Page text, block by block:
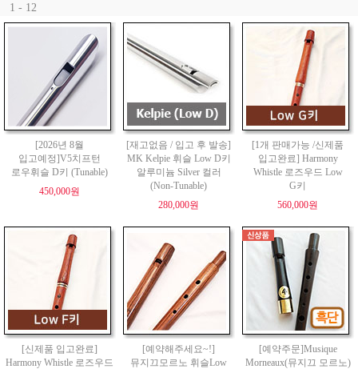
1 - 12
[2026년 8월
입고예정]V5치프턴
로우휘슬 D키 (Tunable)
450,000원
[재고없음 / 입고 후 발송]
MK Kelpie 휘슬 Low D키
알루미늄 Silver 컬러
(Non-Tunable)
280,000원
[1개 판매가능 /신제품
입고완료] Harmony
Whistle 로즈우드 Low
G키
560,000원
[신제품 입고완료]
Harmony Whistle 로즈우드
[예약해주세요~!]
뮤지끄모르노 휘슬Low
[예약주문]Musique
Morneaux(뮤지끄 모르노)